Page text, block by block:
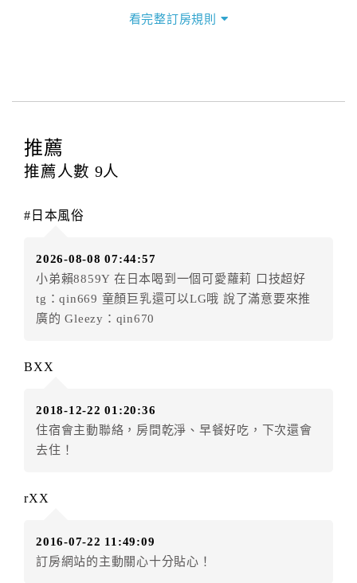
四、訂單異動
未提出申辦不得異動訂單。
每筆訂單異動限定
辦理取消退款。
房者應補足差額。（限原訂飯店）
房者不得要求退其差額。（限原訂飯店）
五、保留住宿權益(保留住房)
．訂房者因故辦理訂單異動，本飯店可接受
．訂房者使用「保留住宿金額」時，請注意！為避免飯
件放棄訂單（住宿權益）。 （限原訂飯店使用）
．每筆訂單異動限定乙次，限原訂飯店，異動完成後不
得辦理取消退款。
訂房者應補足差額。 限原訂飯店
六、取消訂單
看完整訂房規則
推薦
推薦人數 9人
#日本風俗
2026-08-08 07:44:57
小弟賴8859Y 在日本喝到一個可愛蘿莉 口技超好
tg：qin669 童顏巨乳還可以LG哦 說了滿意要來推
廣的 Gleezy：qin670
BXX
2018-12-22 01:20:36
住宿會主動聯絡，房間乾淨、早餐好吃，下次還會
去住！
rXX
2016-07-22 11:49:09
訂房網站的主動關心十分貼心！